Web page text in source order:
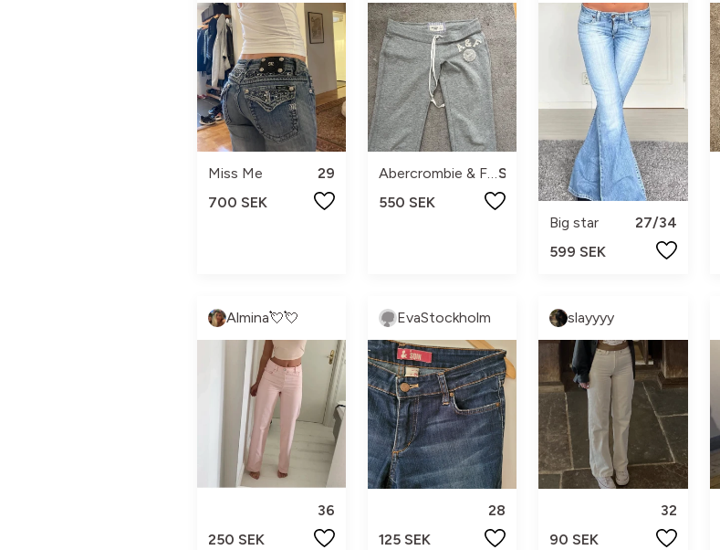
Miss Me
29
700 SEK
550 SEK
Big star
27/34
599 SEK
Almina💘💘
36
250 SEK
EvaStockholm
28
125 SEK
slayyyy
32
90 SEK